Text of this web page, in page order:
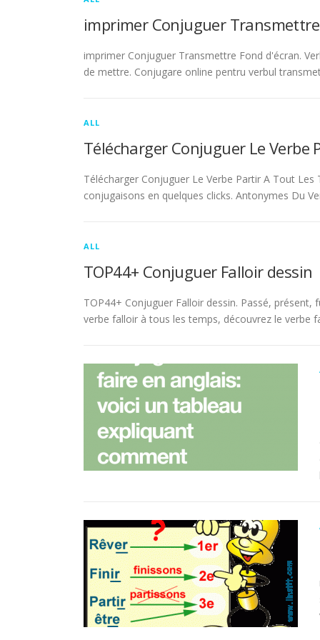
imprimer Conjuguer
imprimer Conjuguer Transmettre Fond d'écran.
de mettre. Conjugare online pentru verbul
ALL
Télécharger Conjuguer Le Verbe
Télécharger Conjuguer Le Verbe Partir A Tout
conjugaisons en quelques clicks. Antonymes Du
ALL
TOP44+ Conjuguer Falloir dessin
TOP44+ Conjuguer Falloir dessin. Passé,
verbe falloir à tous les temps, découvrez le verbe